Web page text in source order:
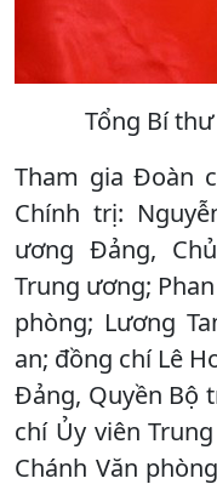
Tổng Bí thư
Tham gia Đoàn
Chính trị:
ương Đảng,
Trung ương;
phòng; Lương
an; đồng chí Lê
Đảng, Quyền Bộ
chí Ủy viên
Chánh Văn